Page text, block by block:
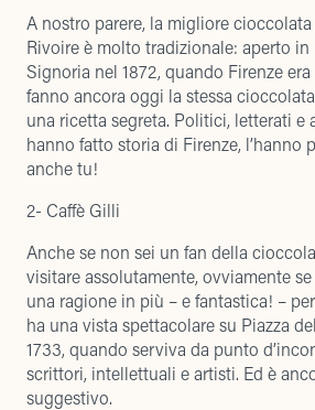
A nostro parere, la migliore
Rivoire è molto tradizionale: aperto in
Signoria nel 1872, quando Firenze era
fanno ancora oggi la stessa
una ricetta segreta. Politici, letterati e
hanno fatto storia di Firenze, l’hanno
anche tu!
2- Caffè Gilli
Anche se non sei un fan della
visitare assolutamente, ovviamente
una ragione in più – e fantastica! –
ha una vista spettacolare su Piazza
1733, quando serviva da punto
scrittori, intellettuali e artisti. Ed è
suggestivo.